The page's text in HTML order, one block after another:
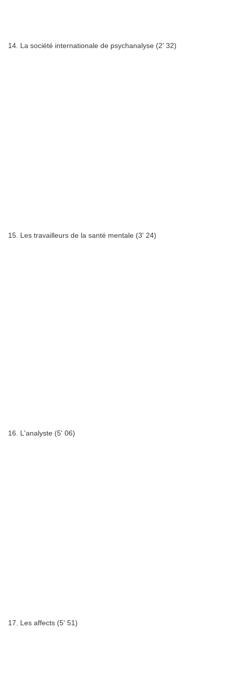
14. La société internationale de psychanalyse (2' 32)
15. Les travailleurs de la santé mentale (3' 24)
16. L'analyste (5' 06)
17. Les affects (5' 51)